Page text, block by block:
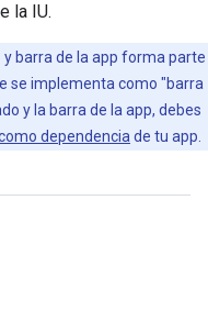
la IU.
barra de la app forma parte
se implementa como "barra
y la barra de la app, debes
dependencia de tu app.